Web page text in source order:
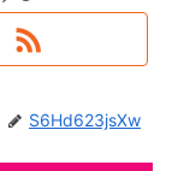
S6Hd623jsXw